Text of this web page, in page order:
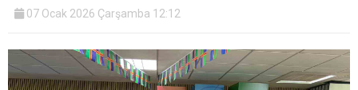
07 Ocak 2026 Çarşamba 12:12